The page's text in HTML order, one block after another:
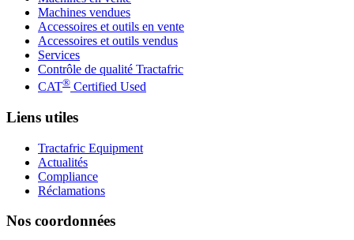
Machines vendues
Accessoires et outils en vente
Accessoires et outils vendus
Services
Contrôle de qualité Tractafric
CAT® Certified Used
Liens utiles
Tractafric Equipment
Actualités
Compliance
Réclamations
Nos coordonnées